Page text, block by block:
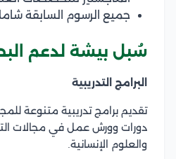
جميع الرسوم السابقة
سُبل بيشة لدعم
البرامج التدريبية
تقديم برامج تدريبية متنوعة
دورات وورش عمل في مجالات
والعلوم الإنسانية.